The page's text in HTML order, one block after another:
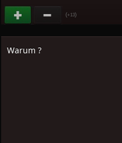
(+13)
Warum ?